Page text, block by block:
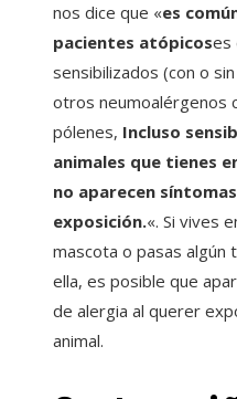
nos dice que «es
pacientes atópicoses
sensibilizados (con o
otros neumoalérgenos
pólenes, Incluso
animales que tienes
no aparecen
exposición.«. Si vives
mascota o pasas algún
ella, es posible que
de alergia al querer
animal.